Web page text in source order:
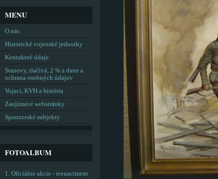
MENU
O nás
Historické vojenské jednotky
Kontaktné údaje
Stanovy, tlačivá, 2 % z dane a
ochrana osobných údajov
Vojaci, KVH a história
Zaujímavé webstránky
Sponzorské subjekty
FOTOALBUM
1. Oficiálne akcie - reenactment